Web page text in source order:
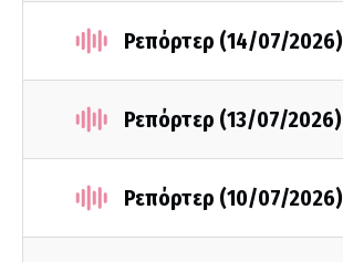
Ρεπόρτερ (14/07/2026)
Ρεπόρτερ (13/07/2026)
Ρεπόρτερ (10/07/2026)